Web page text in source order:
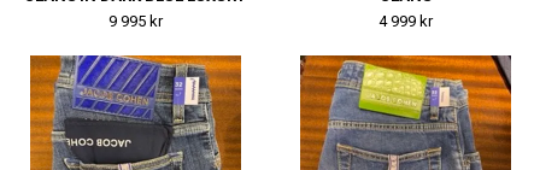
SUPER STRETCH SOFT DENIM
9 995 kr
4 999 kr